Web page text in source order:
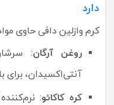
دارد
کرم وازلین دافی حاوی
روغن آرگان:
آنتی‌اکسیدان،
کره کاکائو: